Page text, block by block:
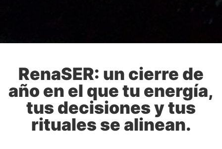
RenaSER: un cierre de
año en el que tu energía,
tus decisiones y tus
rituales se alinean.